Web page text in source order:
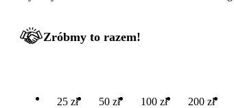
Zróbmy to razem!
25 zł 50 zł 100 zł 200 zł